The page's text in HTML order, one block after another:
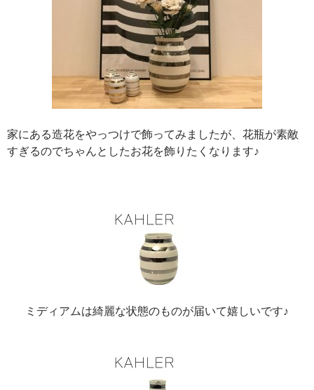
家にある造花をやっつけで飾ってみましたが、花瓶が素敵
すぎるのでちゃんとしたお花を飾りたくなります♪
ミディアムは綺麗な状態のものが届いて嬉しいです♪